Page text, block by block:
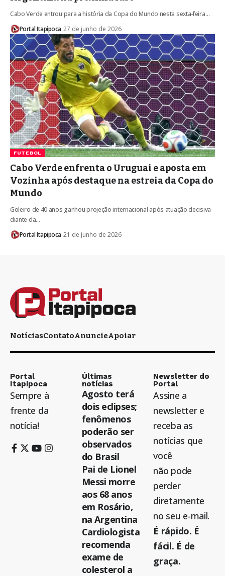
Cabo Verde entrou para a história da Copa do Mundo nesta sexta-feira…
Portal Itapipoca 27 de junho de 2026
FUTEBOL
Cabo Verde enfrenta o Uruguai e aposta em
Vozinha após destaque na estreia da Copa do
Mundo
Goleiro de 40 anos ganhou projeção internacional após atuação decisiva
diante da…
Portal Itapipoca 21 de junho de 2026
NotíciasContatoAnuncieApoiar
Portal
Itapipoca
Sempre à
frente da
notícia!
Últimas
notícias
Agosto terá
dois eclipses;
fenômenos
poderão ser
observados
do Brasil
Pai de Lionel
Messi morre
aos 68 anos
em Rosário,
na Argentina
Cardiologista
recomenda
exame de
colesterol a
Newsletter do
Portal
Assine a
newsletter e
receba as
notícias que
você
não pode
perder
diretamente
no seu e-mail.
É rápido. É
fácil. É de
graça.